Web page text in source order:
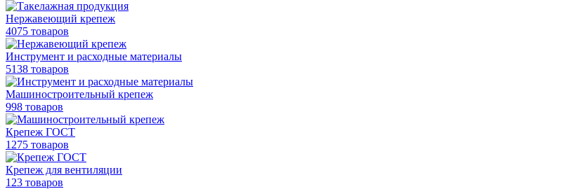
Нержавеющий крепеж
4075 товаров
Инструмент и расходные материалы
5138 товаров
Машиностроительный крепеж
998 товаров
Крепеж ГОСТ
1275 товаров
Крепеж для вентиляции
123 товаров